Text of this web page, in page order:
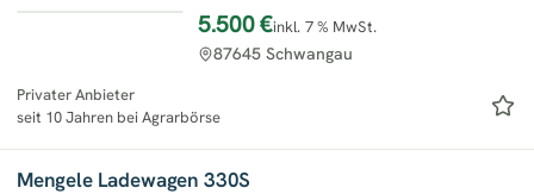
5.500 €inkl. 7 % MwSt.
87645 Schwangau
Privater Anbieter
seit 10 Jahren bei Agrarbörse
Mengele Ladewagen 330S